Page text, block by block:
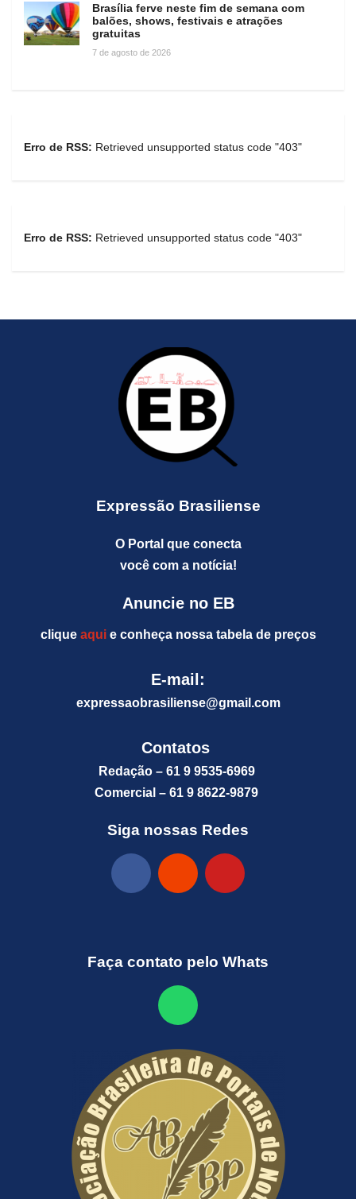
Brasília ferve neste fim de semana com
balões, shows, festivais e atrações
gratuitas
7 de agosto de 2026
Erro de RSS: Retrieved unsupported status code "403"
Erro de RSS: Retrieved unsupported status code "403"
Expressão Brasiliense
O Portal que conecta
você com a notícia!
Anuncie no EB
clique aquie conheça nossa tabela de preços
E-mail:
expressaobrasiliense@gmail.com
Contatos
Redação – 61 9 9535-6969
Comercial – 61 9 8622-9879
Siga nossas Redes
Faça contato pelo Whats